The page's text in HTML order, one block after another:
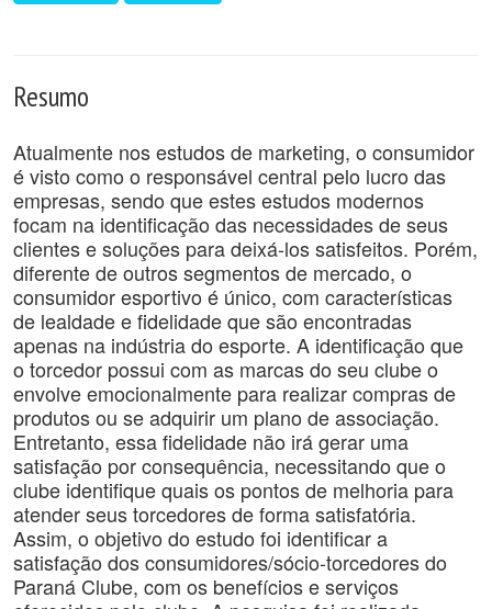
Resumo
Atualmente nos estudos de marketing, o consumidor
é visto como o responsável central pelo lucro das
empresas, sendo que estes estudos modernos
focam na identificação das necessidades de seus
clientes e soluções para deixá-los satisfeitos. Porém,
diferente de outros segmentos de mercado, o
consumidor esportivo é único, com características
de lealdade e fidelidade que são encontradas
apenas na indústria do esporte. A identificação que
o torcedor possui com as marcas do seu clube o
envolve emocionalmente para realizar compras de
produtos ou se adquirir um plano de associação.
Entretanto, essa fidelidade não irá gerar uma
satisfação por consequência, necessitando que o
clube identifique quais os pontos de melhoria para
atender seus torcedores de forma satisfatória.
Assim, o objetivo do estudo foi identificar a
satisfação dos consumidores/sócio-torcedores do
Paraná Clube, com os benefícios e serviços